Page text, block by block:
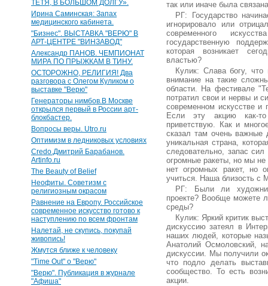
ТЕТЯ, В БОЛЬШОМ ДОЛГУ».
Ирина Саминская: Запах
медицинского кабинета.
"Бизнес". ВЫСТАВКА "ВЕРЮ" В
АРТ-ЦЕНТРЕ "ВИНЗАВОД"
Александр ПАНОВ. ЧЕМПИОНАТ
МИРА ПО ПРЫЖКАМ В ТИНУ.
ОСТОРОЖНО, РЕЛИГИЯ! Два
разговора с Олегом Куликом о
выставке "Верю"
Генераторы нимбов.В Москве
открылся первый в России арт-
блокбастер.
Вопросы веры. Utro.ru
Оптимизм в ледниковых условиях
Credo.Дмитрий Барабанов.
Artinfo.ru
The Beauty of Belief
Неофиты. Советизм с
религиозным окрасом
Равнение на Европу. Российское
современное искусство готово к
наступлению по всем фронтам
Налетай, не скупись, покупай
живопись!
Жмутся ближе к человеку
"Time Out" о "Верю"
"Верю". Публикация в журнале
"Афиша"
так или иначе была
РГ: Государство
игнорировало или
современного
государственную
которая возникает
властью?
Кулик: Слава богу, что
внимание на такие
области. На фестивале
потратил свои и нервы и
современном искусстве и
Если эту акцию как-
приветствую. Как и
сказал там очень
уникальная страна,
следовательно, запас
огромные ракеты, но мы
нет огромных ракет, но
учиться. Наша близость с
РГ: Были ли
проекте? Вообще можете
среды?
Кулик: Яркий критик
дискуссию затеял в
наших людей, которые
Анатолий Осмоловский,
дискуссии. Мы получили
что подло делать
сообщество. То есть
акции.